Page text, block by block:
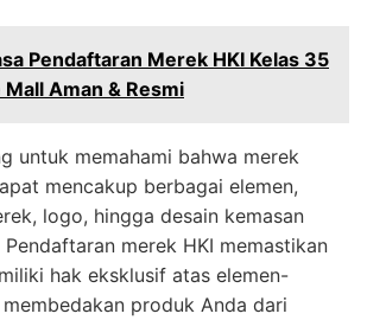
Pendaftaran Merek HKI Kelas 35
Aman & Resmi
untuk memahami bahwa merek
mencakup berbagai elemen,
logo, hingga desain kemasan
merek HKI memastikan
hak eksklusif atas elemen-
produk Anda dari